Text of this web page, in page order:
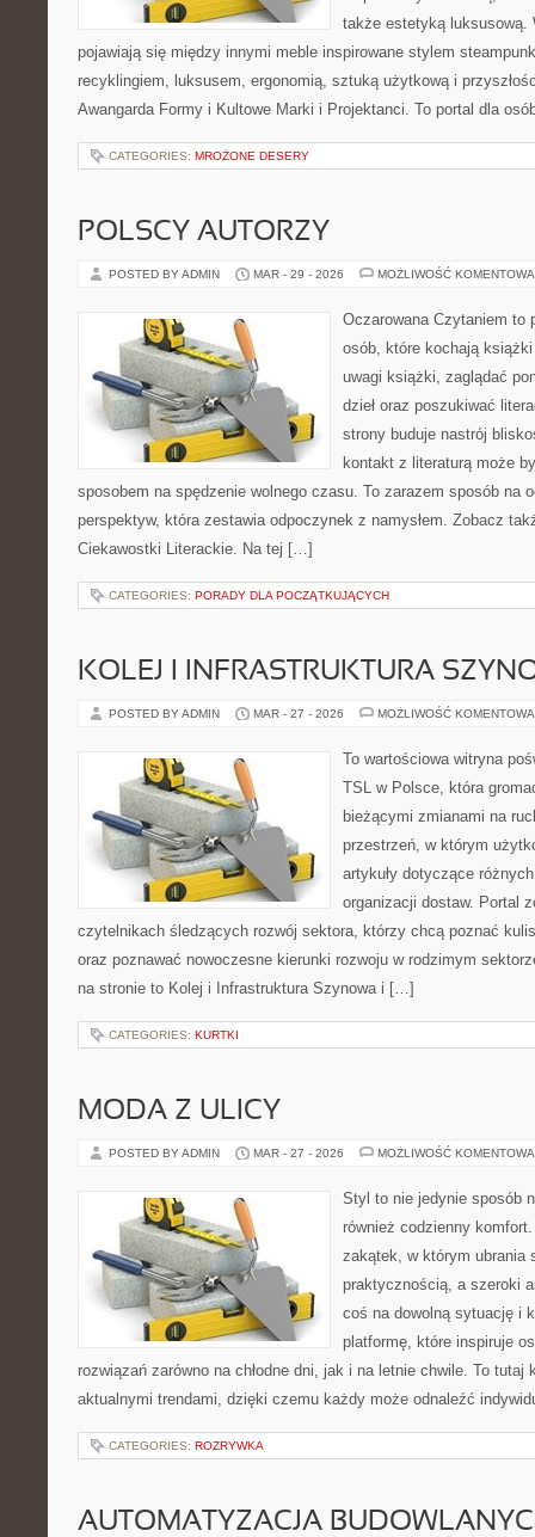
także estetyką luksusową.
pojawiają się między innymi meble inspirowane stylem
recyklingiem, luksusem, ergonomią, sztuką użytkową i
Awangarda Formy i Kultowe Marki i Projektanci. To portal dla
CATEGORIES: MROŻONE DESERY
POLSCY AUTORZY
POSTED BY ADMIN MAR - 29 - 2026 MOŻLIWOŚĆ
Oczarowana Czytaniem to
osób, które kochają
uwagi książki, zaglądać
dzieł oraz poszukiwać
strony buduje nastrój
kontakt z literaturą może
sposobem na spędzenie wolnego czasu. To zarazem sposób na
perspektyw, która zestawia odpoczynek z namysłem. Zobacz
Ciekawostki Literackie. Na tej […]
CATEGORIES: PORADY DLA POCZĄTKUJĄCYCH
KOLEJ I INFRASTRUKTURA
POSTED BY ADMIN MAR - 27 - 2026 MOŻLIWOŚĆ
To wartościowa witryna
TSL w Polsce, która
bieżącymi zmianami na
przestrzeń, w którym
artykuły dotyczące
organizacji dostaw. Portal
czytelnikach śledzących rozwój sektora, którzy chcą poznać
oraz poznawać nowoczesne kierunki rozwoju w rodzimym
na stronie to Kolej i Infrastruktura Szynowa i […]
CATEGORIES: KURTKI
MODA Z ULICY
POSTED BY ADMIN MAR - 27 - 2026 MOŻLIWOŚĆ
Styl to nie jedynie sposób
również codzienny
zakątek, w którym ubrania
praktycznością, a szeroki
coś na dowolną sytuację i
platformę, które inspiruje
rozwiązań zarówno na chłodne dni, jak i na letnie chwile. To tutaj
aktualnymi trendami, dzięki czemu każdy może odnaleźć
CATEGORIES: ROZRYWKA
AUTOMATYZACJA